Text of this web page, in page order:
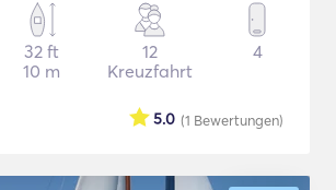
32 ft
10 m
12
Kreuzfahrt
4
(1 Bewertungen)
5.0